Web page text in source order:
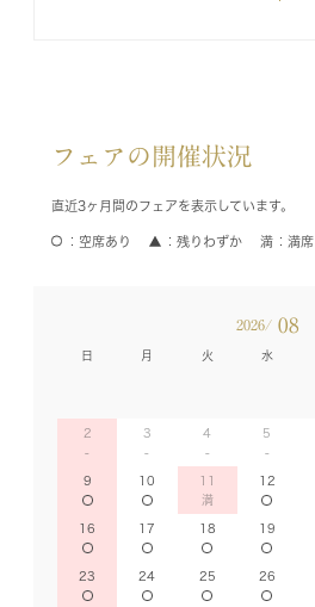
フェアの開催状況
直近3ヶ月間のフェアを表示しています。
空席あり 残りわずか 満席
2026/ 08
日 月 火 水
2 3 4 5
9 10 11 12
16 17 18 19
23 24 25 26